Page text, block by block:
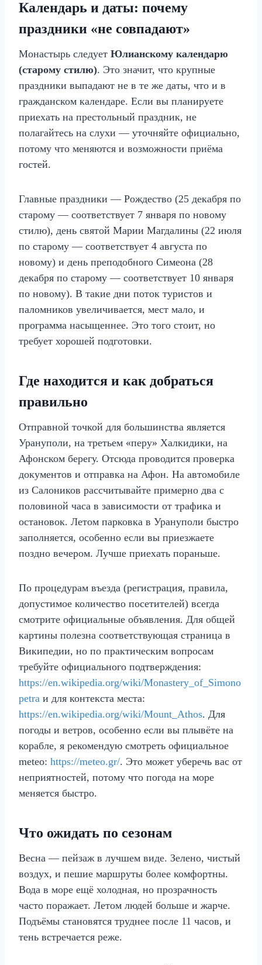
Календарь и даты: почему
праздники «не совпадают»
Монастырь следует Юлианскому календарю
(старому стилю). Это значит, что крупные
праздники выпадают не в те же даты, что и в
гражданском календаре. Если вы планируете
приехать на престольный праздник, не
полагайтесь на слухи — уточняйте официально,
потому что меняются и возможности приёма
гостей.
Главные праздники — Рождество (25 декабря по
старому — соответствует 7 января по новому
стилю), день святой Марии Магдалины (22 июля
по старому — соответствует 4 августа по
новому) и день преподобного Симеона (28
декабря по старому — соответствует 10 января
по новому). В такие дни поток туристов и
паломников увеличивается, мест мало, и
программа насыщеннее. Это того стоит, но
требует хорошей подготовки.
Где находится и как добраться
правильно
Отправной точкой для большинства является
Урануполи, на третьем «перу» Халкидики, на
Афонском берегу. Отсюда проводится проверка
документов и отправка на Афон. На автомобиле
из Салоников рассчитывайте примерно два с
половиной часа в зависимости от трафика и
остановок. Летом парковка в Урануполи быстро
заполняется, особенно если вы приезжаете
поздно вечером. Лучше приехать пораньше.
По процедурам въезда (регистрация, правила,
допустимое количество посетителей) всегда
смотрите официальные объявления. Для общей
картины полезна соответствующая страница в
Википедии, но по практическим вопросам
требуйте официального подтверждения:
https://en.wikipedia.org/wiki/Monastery_of_Simono
petra и для контекста места:
https://en.wikipedia.org/wiki/Mount_Athos. Для
погоды и ветров, особенно если вы плывёте на
корабле, я рекомендую смотреть официальное
meteo: https://meteo.gr/. Это может уберечь вас от
неприятностей, потому что погода на море
меняется быстро.
Что ожидать по сезонам
Весна — пейзаж в лучшем виде. Зелено, чистый
воздух, и пешие маршруты более комфортны.
Вода в море ещё холодная, но прозрачность
часто поражает. Летом людей больше и жарче.
Подъёмы становятся труднее после 11 часов, и
тень встречается реже.